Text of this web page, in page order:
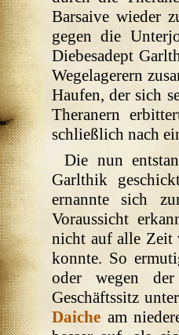
Barsaive wieder
gegen die
Diebesadept
Wegelagerern
Haufen, der sich
Theranern
schließlich nach
Die nun
Garlthik
ernannte sich
Voraussicht
nicht auf alle Zeit
konnte. So
oder wegen der
Geschäftssitz
Daiche am